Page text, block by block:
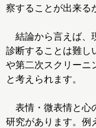
察することが出来る
結論から言えば、
診断することは難し
や第二次スクリーニ
と考えられます。
表情・微表情と心
研究があります。例